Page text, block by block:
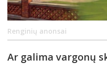
Renginių anonsai
Ar galima vargonų